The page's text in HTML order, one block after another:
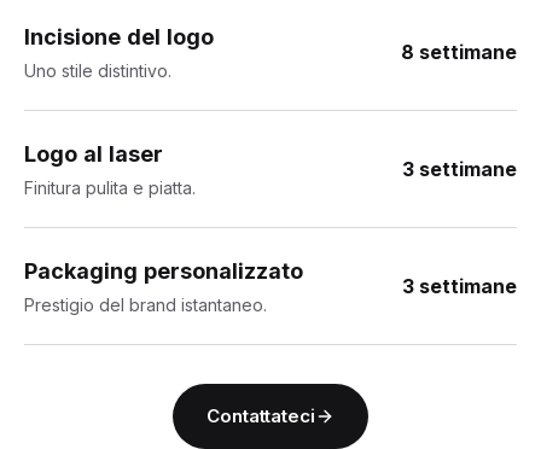
Incisione del logo
Uno stile distintivo.
8 settimane
Logo al laser
Finitura pulita e piatta.
3 settimane
Packaging personalizzato
Prestigio del brand istantaneo.
3 settimane
Contattateci